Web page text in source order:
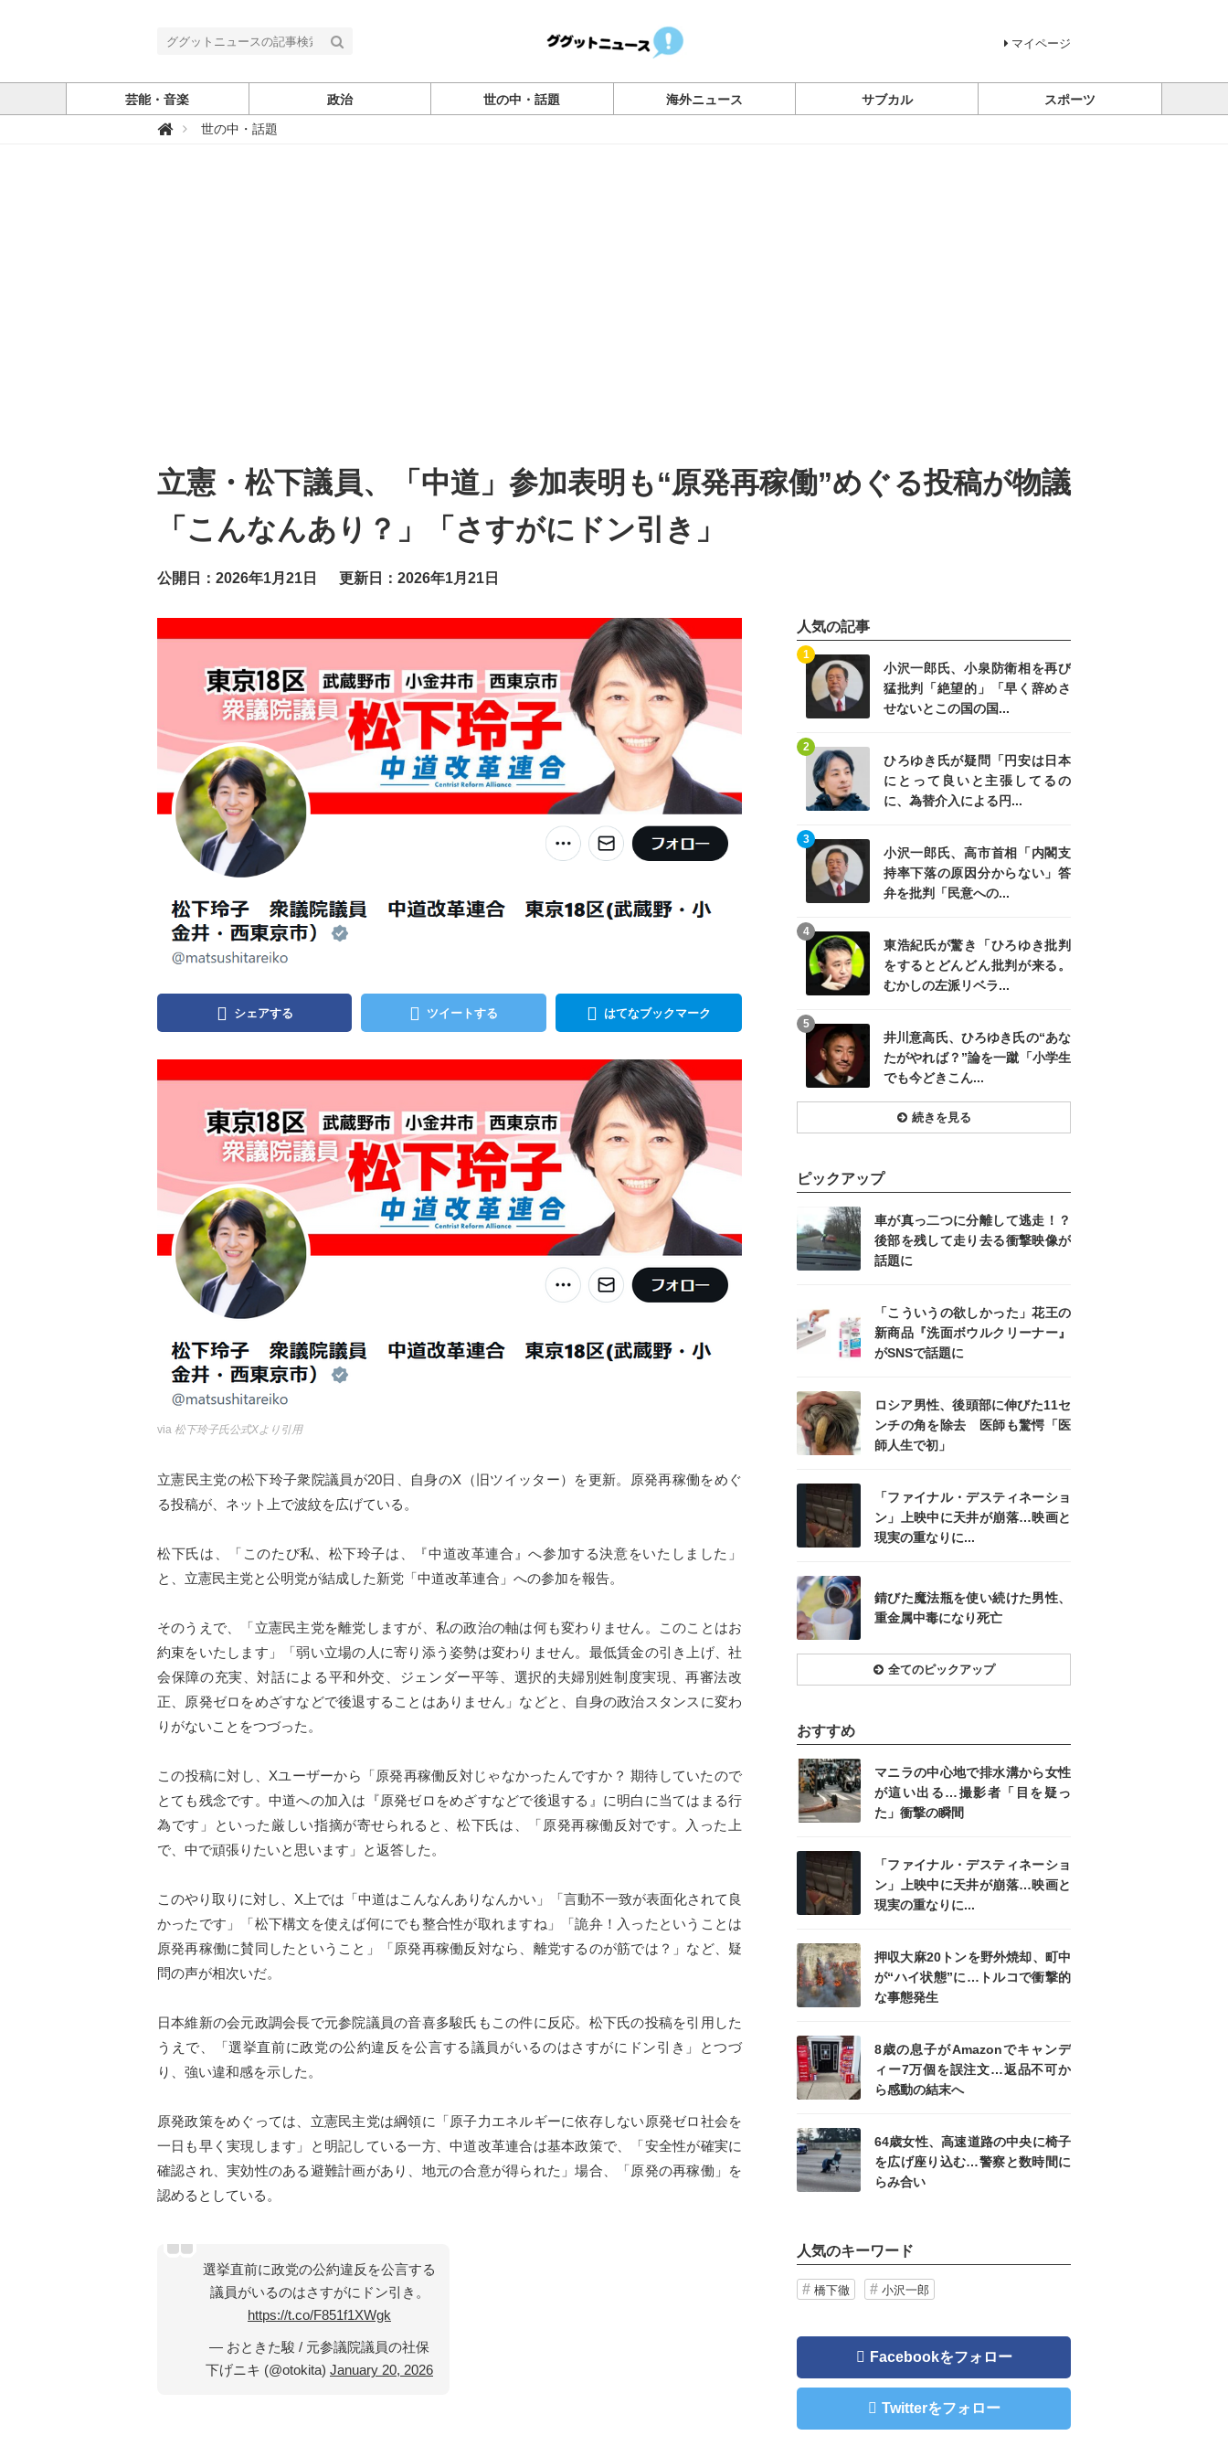
マイページ
芸能・音楽 政治 世の中・話題 海外ニュース サブカル スポーツ
グ
世の中・話題
立憲・松下議員、「中道」参加表明も“原発再稼働”めぐる投稿が物議
「こんなんあり？」「さすがにドン引き」
公開日：2026年1月21日 更新日：2026年1月21日
シェアする ツイートする はてなブックマーク
via 松下玲子氏公式Xより引用
立憲民主党の松下玲子衆院議員が20日、自身のX（旧ツイッター）を更新。原発再稼働をめぐ
る投稿が、ネット上で波紋を広げている。
松下氏は、「このたび私、松下玲子は、『中道改革連合』へ参加する決意をいたしました」
と、立憲民主党と公明党が結成した新党「中道改革連合」への参加を報告。
そのうえで、「立憲民主党を離党しますが、私の政治の軸は何も変わりません。このことはお
約束をいたします」「弱い立場の人に寄り添う姿勢は変わりません。最低賃金の引き上げ、社
会保障の充実、対話による平和外交、ジェンダー平等、選択的夫婦別姓制度実現、再審法改
正、原発ゼロをめざすなどで後退することはありません」などと、自身の政治スタンスに変わ
りがないことをつづった。
この投稿に対し、Xユーザーから「原発再稼働反対じゃなかったんですか？ 期待していたので
とても残念です。中道への加入は『原発ゼロをめざすなどで後退する』に明白に当てはまる行
為です」といった厳しい指摘が寄せられると、松下氏は、「原発再稼働反対です。入った上
で、中で頑張りたいと思います」と返答した。
このやり取りに対し、X上では「中道はこんなんありなんかい」「言動不一致が表面化されて良
かったです」「松下構文を使えば何にでも整合性が取れますね」「詭弁！入ったということは
原発再稼働に賛同したということ」「原発再稼働反対なら、離党するのが筋では？」など、疑
問の声が相次いだ。
日本維新の会元政調会長で元参院議員の音喜多駿氏もこの件に反応。松下氏の投稿を引用した
うえで、「選挙直前に政党の公約違反を公言する議員がいるのはさすがにドン引き」とつづ
り、強い違和感を示した。
原発政策をめぐっては、立憲民主党は綱領に「原子力エネルギーに依存しない原発ゼロ社会を
一日も早く実現します」と明記している一方、中道改革連合は基本政策で、「安全性が確実に
確認され、実効性のある避難計画があり、地元の合意が得られた」場合、「原発の再稼働」を
認めるとしている。
選挙直前に政党の公約違反を公言する
議員がいるのはさすがにドン引き。
https://t.co/F851f1XWgk
— おときた駿 / 元参議院議員の社保
下げニキ (@otokita) January 20, 2026
人気の記事
小沢一郎氏、小泉防衛相を再び
猛批判「絶望的」「早く辞めさ
せないとこの国の国...
1
ひろゆき氏が疑問「円安は日本
にとって良いと主張してるの
に、為替介入による円...
2
小沢一郎氏、高市首相「内閣支
持率下落の原因分からない」答
弁を批判「民意への...
3
東浩紀氏が驚き「ひろゆき批判
をするとどんどん批判が来る。
むかしの左派リベラ...
4
井川意高氏、ひろゆき氏の“あな
たがやれば？”論を一蹴「小学生
でも今どきこん...
5
続きを見る
ピックアップ
車が真っ二つに分離して逃走！？
後部を残して走り去る衝撃映像が
話題に
「こういうの欲しかった」花王の
新商品『洗面ボウルクリーナー』
がSNSで話題に
ロシア男性、後頭部に伸びた11セ
ンチの角を除去 医師も驚愕「医
師人生で初」
「ファイナル・デスティネーショ
ン」上映中に天井が崩落…映画と
現実の重なりに...
記事を読む
錆びた魔法瓶を使い続けた男性、
重金属中毒になり死亡
全てのピックアップ
おすすめ
マニラの中心地で排水溝から女性
が這い出る…撮影者「目を疑っ
た」衝撃の瞬間
「ファイナル・デスティネーショ
ン」上映中に天井が崩落…映画と
現実の重なりに...
押収大麻20トンを野外焼却、町中
が“ハイ状態”に…トルコで衝撃的
な事態発生
記事を読む
8歳の息子がAmazonでキャンデ
ィー7万個を誤注文…返品不可か
ら感動の結末へ
記事を読む
64歳女性、高速道路の中央に椅子
を広げ座り込む…警察と数時間に
らみ合い
記事を読む
人気のキーワード
橋下徹 小沢一郎
Facebookをフォロー
Twitterをフォロー